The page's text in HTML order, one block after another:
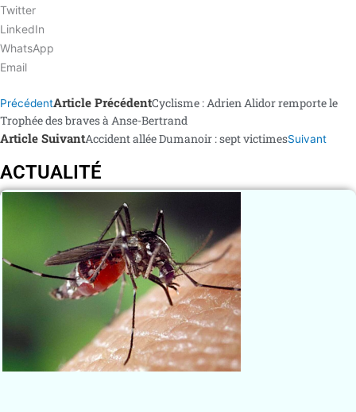
Twitter
LinkedIn
WhatsApp
Email
PrécédentArticle PrécédentCyclisme : Adrien Alidor remporte le
Trophée des braves à Anse-Bertrand
Article SuivantAccident allée Dumanoir : sept victimesSuivant
ACTUALITÉ